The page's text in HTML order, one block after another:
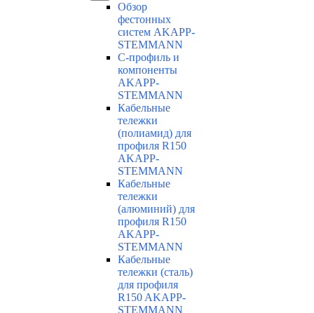
Обзор
фестонных
систем AKAPP-
STEMMANN
С-профиль и
компоненты
AKAPP-
STEMMANN
Кабельные
тележки
(полиамид) для
профиля R150
AKAPP-
STEMMANN
Кабельные
тележки
(алюминий) для
профиля R150
AKAPP-
STEMMANN
Кабельные
тележки (сталь)
для профиля
R150 AKAPP-
STEMMANN